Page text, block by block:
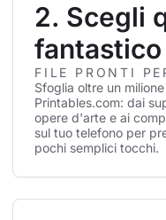
2. Scegli
FILE PRONTI
Sfoglia oltre un
Printables.com: dai
opere d'arte e ai
sul tuo telefono per
pochi semplici tocchi.